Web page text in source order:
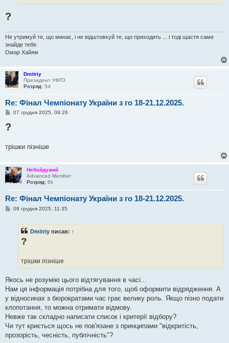
?
Не утримуй те, що минає, і не відштовхуй те, що приходить ... і тоді щастя саме
знайде тебе.
Омар Хайям
Dmitriy
Президент УФГО
Розряд: 5d
Re: Фінал Чемпіонату України з го 18-21.12.2025.
П
о
м
н
н
я
07 грудня 2025, 09:26
?
трішки пізніше
Небайдужий
Advanced Member
Розряд: 6k
Re: Фінал Чемпіонату України з го 18-21.12.2025.
П09 грудня 2025, 11:35
Dmitriy писав: ↑
?
трішки пізніше
Якось не розумію цього відтягування в часі...
Нам ця інформація потрібна для того, щоб оформити відрядження. А
у відносинах з бюрократами час грає велику роль. Якщо пізно подати
клопотання, то можна отримати відмову.
Невже так складно написати список і критерії відбору?
Чи тут криється щось не пов'язане з принципами "відкритість,
прозорість, чесність, публічність"?